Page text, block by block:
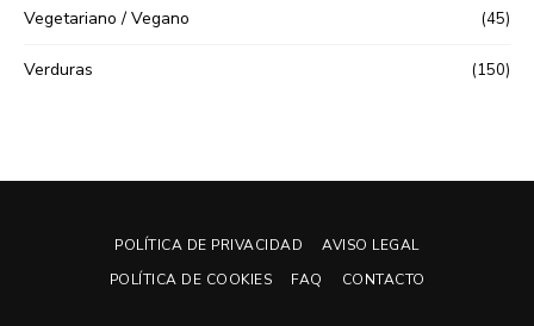
Vegetariano / Vegano (45)
Verduras (150)
POLÍTICA DE PRIVACIDAD
AVISO LEGAL
POLÍTICA DE COOKIES
FAQ CONTACTO